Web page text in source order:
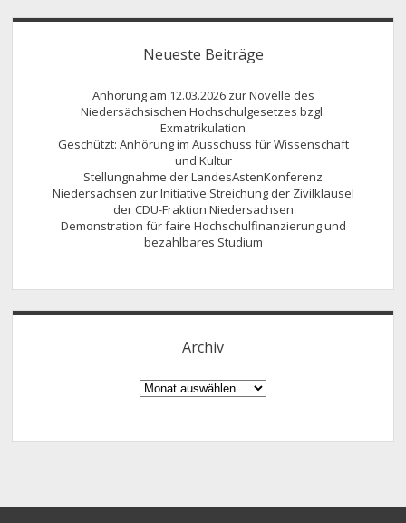
Neueste Beiträge
Anhörung am 12.03.2026 zur Novelle des
Niedersächsischen Hochschulgesetzes bzgl.
Exmatrikulation
Geschützt: Anhörung im Ausschuss für Wissenschaft
und Kultur
Stellungnahme der LandesAstenKonferenz
Niedersachsen zur Initiative Streichung der Zivilklausel
der CDU-Fraktion Niedersachsen
Demonstration für faire Hochschulfinanzierung und
bezahlbares Studium
Archiv
Archiv